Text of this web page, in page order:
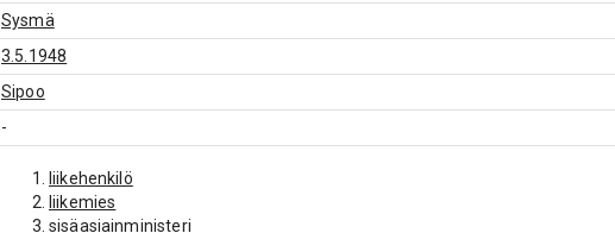
Sysmä
3.5.1948
Sipoo
-
liikehenkilö
liikemies
sisäasiainministeri